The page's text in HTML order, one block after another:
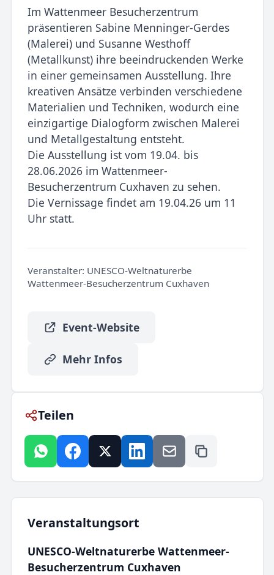
Im Wattenmeer Besucherzentrum
präsentieren Sabine Menninger-Gerdes
(Malerei) und Susanne Westhoff
(Metallkunst) ihre beeindruckenden Werke
in einer gemeinsamen Ausstellung. Ihre
kreativen Ansätze verbinden verschiedene
Materialien und Techniken, wodurch eine
einzigartige Dialogform zwischen Malerei
und Metallgestaltung entsteht.
Die Ausstellung ist vom 19.04. bis
28.06.2026 im Wattenmeer-
Besucherzentrum Cuxhaven zu sehen.
Die Vernissage findet am 19.04.26 um 11
Uhr statt.
Veranstalter: UNESCO-Weltnaturerbe
Wattenmeer-Besucherzentrum Cuxhaven
Event-Website
Mehr Infos
Teilen
Veranstaltungsort
UNESCO-Weltnaturerbe Wattenmeer-
Besucherzentrum Cuxhaven